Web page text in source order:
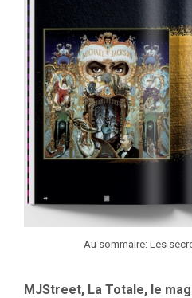
Au sommaire: Les
MJStreet, La Totale, le